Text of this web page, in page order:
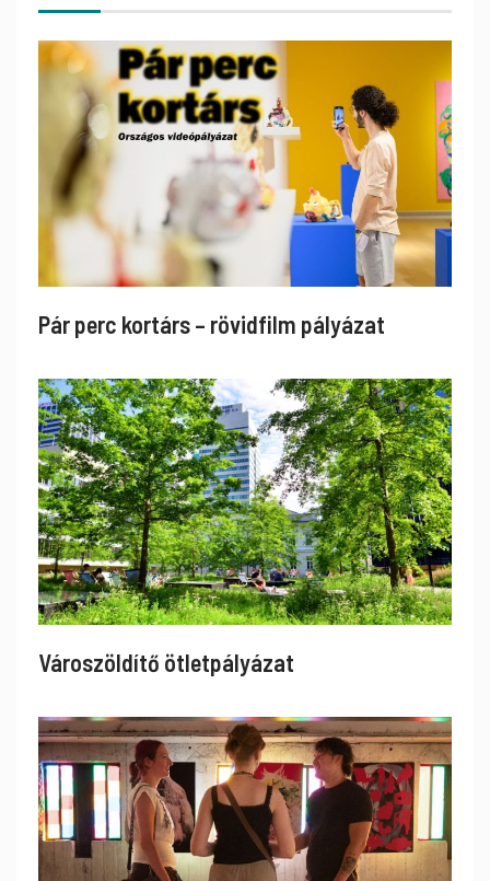
Pár perc kortárs – rövidfilm pályázat
Városzöldítő ötletpályázat